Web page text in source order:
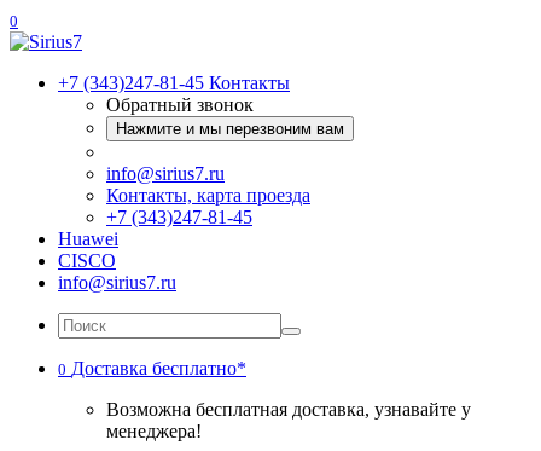
0
+7 (343)247-81-45 Контакты
Обратный звонок
Нажмите и мы перезвоним вам
info@sirius7.ru
Контакты, карта проезда
+7 (343)247-81-45
Huawei
CISCO
info@sirius7.ru
0 Доставка бесплатно*
Возможна бесплатная доставка, узнавайте у
менеджера!